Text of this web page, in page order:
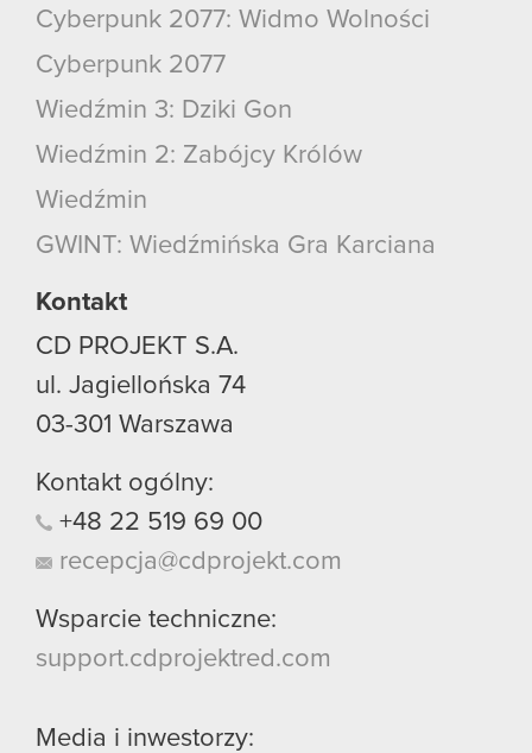
Cyberpunk 2077: Widmo Wolności
Cyberpunk 2077
Wiedźmin 3: Dziki Gon
Wiedźmin 2: Zabójcy Królów
Wiedźmin
GWINT: Wiedźmińska Gra Karciana
Kontakt
CD PROJEKT S.A.
ul. Jagiellońska 74
03-301 Warszawa
Kontakt ogólny:
+48 22 519 69 00
recepcja@cdprojekt.com
Wsparcie techniczne:
support.cdprojektred.com
Media i inwestorzy: